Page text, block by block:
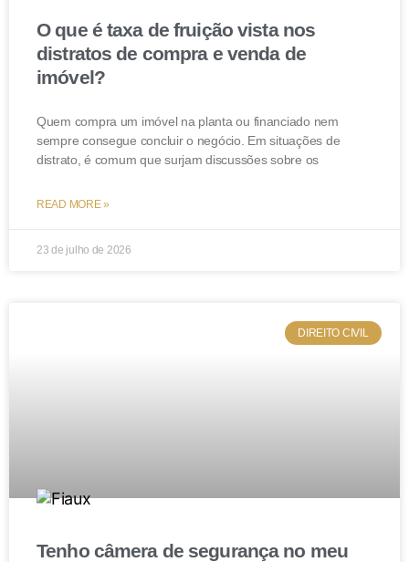
O que é taxa de fruição vista nos
distratos de compra e venda de
imóvel?
Quem compra um imóvel na planta ou financiado nem
sempre consegue concluir o negócio. Em situações de
distrato, é comum que surjam discussões sobre os
READ MORE »
23 de julho de 2026
DIREITO CIVIL
Tenho câmera de segurança no meu